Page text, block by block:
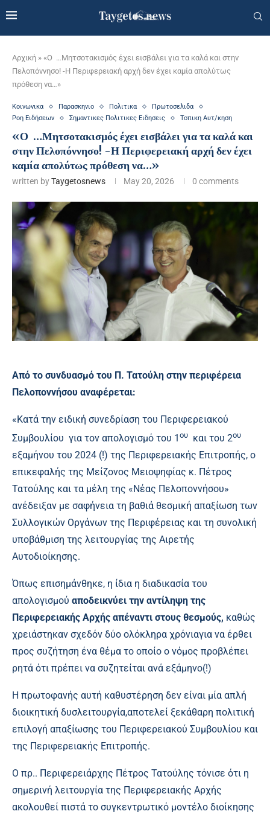
Αρχική » «Ο …Μητσοτακισμός έχει εισβάλει για τα καλά και στην
Πελοπόννησο! -Η Περιφερειακή αρχή δεν έχει καμία απολύτως
πρόθεση να…»
Κοινωνικα Παρασκηνιο Πολιτικα
Πρωτοσελιδα
Ροη Ειδήσεων
Σημαντικες Πολιτικες Ειδησεις Τοπικη Αυτ/κηση
«Ο …Μητσοτακισμός έχει εισβάλει για τα καλά και
στην Πελοπόννησο! -Η Περιφερειακή αρχή δεν έχει
καμία απολύτως πρόθεση να…»
written byTaygetosnews May 20, 2026 0 comments
Από το συνδυασμό του Π. Τατούλη στην περιφέρεια
Πελοποννήσου αναφέρεται:
«Κατά την ειδική συνεδρίαση του Περιφερειακού
Συμβουλίου για τον απολογισμό του 1 ου και του 2ου
εξαμήνου του 2024 (!) της Περιφερειακής Επιτροπής, ο
επικεφαλής της Μείζονος Μειοψηφίας κ. Πέτρος
Τατούλης και τα μέλη της «Νέας Πελοποννήσου»
ανέδειξαν με σαφήνεια τη βαθιά θεσμική απαξίωση των
Συλλογικών Οργάνων της Περιφέρειας και τη συνολική
υποβάθμιση της λειτουργίας της Αιρετής
Αυτοδιοίκησης.
Όπως επισημάνθηκε, η ίδια η διαδικασία του
απολογισμού αποδεικνύει την αντίληψη της
Περιφερειακής Αρχής απέναντι στους θεσμούς, καθώς
χρειάστηκαν σχεδόν δύο ολόκληρα χρόνιαγια να έρθει
προς συζήτηση ένα θέμα το οποίο ο νόμος προβλέπει
ρητά ότι πρέπει να συζητείται ανά εξάμηνο(!)
Η πρωτοφανής αυτή καθυστέρηση δεν είναι μία απλή
διοικητική δυσλειτουργία,αποτελεί ξεκάθαρη πολιτική
επιλογή απαξίωσης του Περιφερειακού Συμβουλίου και
της Περιφερειακής Επιτροπής.
Ο πρ.. Περιφερειάρχης Πέτρος Τατούλης τόνισε ότι η
σημερινή λειτουργία της Περιφερειακής Αρχής
ακολουθεί πιστά το συγκεντρωτικό μοντέλο διοίκησης